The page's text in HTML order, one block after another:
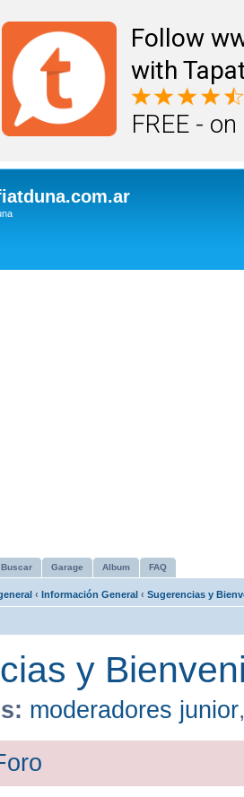
Follow
with
FREE -
Buscar Garage Album FAQ
‹ Información General ‹ Sugerencias y
y
moderadores junior